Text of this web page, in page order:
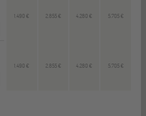
1.490 € 2.855 € 4.280 € 5.705 €
1.490 € 2.855 € 4.280 € 5.705 €